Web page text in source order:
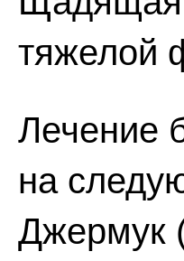
тяжелой
Лечение
на
Джермук